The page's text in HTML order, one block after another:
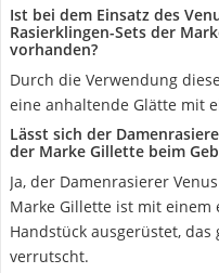
Ist bei dem Einsatz des
Rasierklingen-Sets der
vorhanden?
Durch die Verwendung
eine anhaltende Glätte mit
Lässt sich der
der Marke Gillette beim
Ja, der Damenrasierer
Marke Gillette ist mit einem
Handstück ausgerüstet,
verrutscht.